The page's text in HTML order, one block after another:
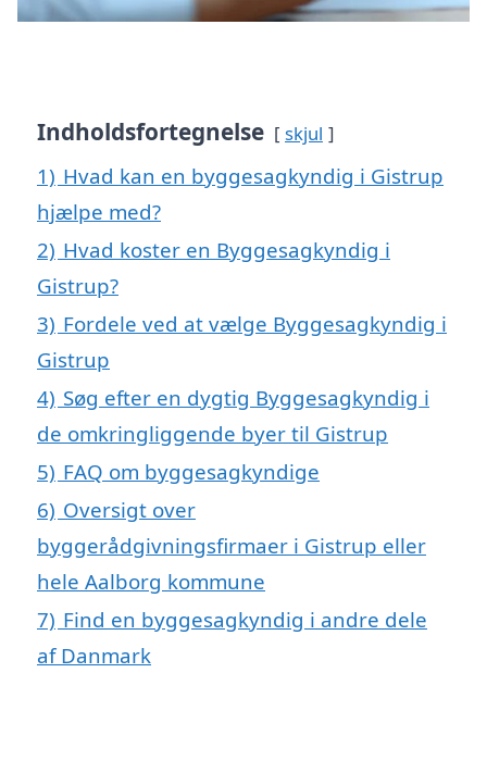
Indholdsfortegnelse skjul
1) Hvad kan en byggesagkyndig i Gistrup
hjælpe med?
2) Hvad koster en Byggesagkyndig i
Gistrup?
3) Fordele ved at vælge Byggesagkyndig i
Gistrup
4) Søg efter en dygtig Byggesagkyndig i
de omkringliggende byer til Gistrup
5) FAQ om byggesagkyndige
6) Oversigt over
byggerådgivningsfirmaer i Gistrup eller
hele Aalborg kommune
7) Find en byggesagkyndig i andre dele
af Danmark